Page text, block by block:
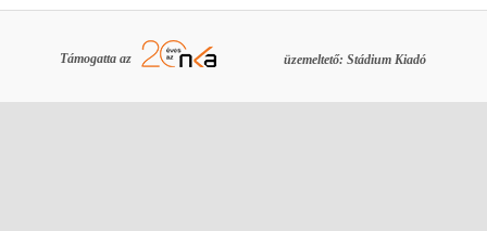
Támogatta az üzemeltető: Stádium Kiadó